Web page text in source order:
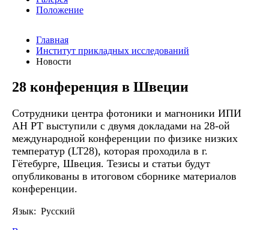
Положение
Главная
Институт прикладных исследований
Новости
28 конференция в Швеции
Сотрудники центра фотоники и магноники ИПИ
АН РТ выступили с двумя докладами на 28-ой
международной конференции по физике низких
температур (LT28), которая проходила в г.
Гётебурге, Швеция. Тезисы и статьи будут
опубликованы в итоговом сборнике материалов
конференции.
Язык: Русский